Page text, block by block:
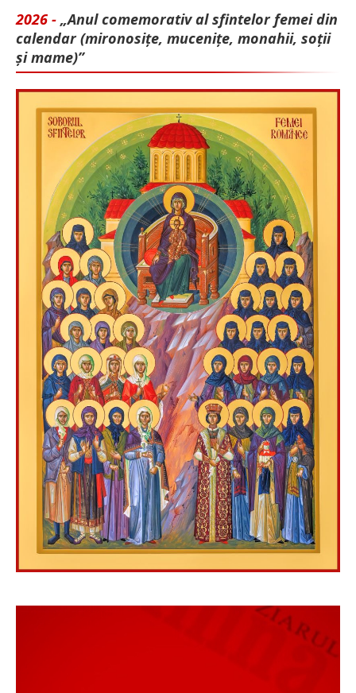
2026 - „Anul comemorativ al sfintelor femei din
calendar (mironosițe, mu­cenițe, monahii, soții
și mame)”